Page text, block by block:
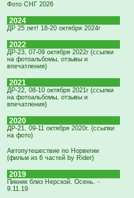
Фото СНГ 2026
2024
ДР 25 лет! 18-20 октября 2024г
2022
ДР-23, 07-09 октября 2022г (ссылки
на фотоальбомы, отзывы и
впечатления)
2021
ДР-22, 08-10 октября 2021г (ссылки
на фотоальбомы, отзывы и
впечатления)
2020
ДР-21, 09-11 октября 2020г. (ссылки
на фото)
Автопутешествие по Норвегии
(фильм из 6 частей by Rider)
2019
Пикник близ Нерской. Осень. -
9.11.19